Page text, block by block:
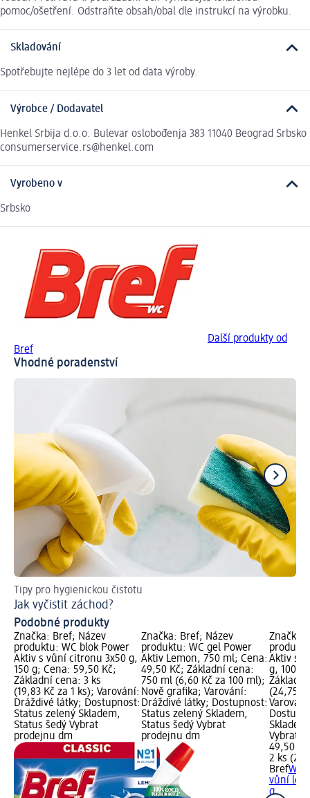
pomoc/ošetření. Odstraňte obsah/obal dle instrukcí na výrobku.
Skladování
Spotřebujte nejlépe do 3 let od data výroby.
Výrobce / Dodavatel
Henkel Srbija d.o.o. Bulevar oslobođenja 383 11040 Beograd Srbsko
consumerservice.rs@henkel.com
Vyrobeno v
Srbsko
Další produkty od
Bref
Vhodné poradenství
Tipy pro hygienickou čistotu
Jak vyčistit záchod?
Podobné produkty
Značka: Bref; Název
produktu: WC blok Power
Aktiv s vůní citronu 3x50 g,
150 g; Cena: 59,50 Kč;
Základní cena: 3 ks
(19,83 Kč za 1 ks); Varování:
Dráždivé látky; Dostupnost:
Status zelený Skladem,
Status šedý Vybrat
prodejnu dm
Značka: Bref; Název
produktu: WC gel Power
Aktiv Lemon, 750 ml; Cena:
49,50 Kč; Základní cena:
750 ml (6,60 Kč za 100 ml);
Nově grafika; Varování:
Dráždivé látky; Dostupnost:
Status zelený Skladem,
Status šedý Vybrat
prodejnu dm
Značka:
Aktiv s
g, 100
(24,75
Vybrat
49,50 Kč
2 ks
BrefWC
vůní
g